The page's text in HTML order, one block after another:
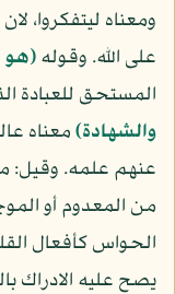
ومعناه ليتفكروا،
على الله. وقوله(هو
المستحق للعبادة
والشهادة)معناه
عنهم علمه. وقيل:
من المعدوم أو
الحواس كأفعال
يصح عليه الادراك